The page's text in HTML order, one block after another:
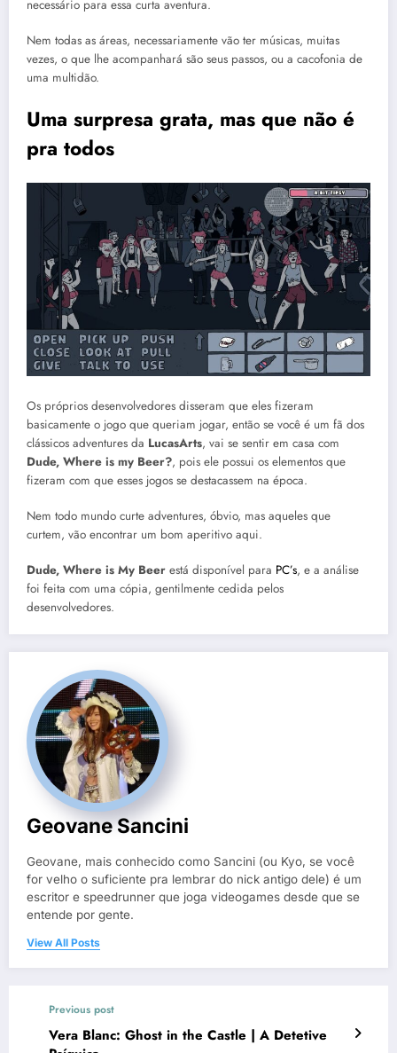
necessário para essa curta aventura.
Nem todas as áreas, necessariamente vão ter músicas, muitas
vezes, o que lhe acompanhará são seus passos, ou a cacofonia de
uma multidão.
Uma surpresa grata, mas que não é
pra todos
Os próprios desenvolvedores disseram que eles fizeram
basicamente o jogo que queriam jogar, então se você é um fã dos
clássicos adventures da LucasArts, vai se sentir em casa com
Dude, Where is my Beer?, pois ele possui os elementos que
fizeram com que esses jogos se destacassem na época.
Nem todo mundo curte adventures, óbvio, mas aqueles que
curtem, vão encontrar um bom aperitivo aqui.
Dude, Where is My Beer está disponível para PC’s, e a análise
foi feita com uma cópia, gentilmente cedida pelos
desenvolvedores.
Geovane Sancini
Geovane, mais conhecido como Sancini (ou Kyo, se você
for velho o suficiente pra lembrar do nick antigo dele) é um
escritor e speedrunner que joga videogames desde que se
entende por gente.
View All Posts
Previous post
Vera Blanc: Ghost in the Castle | A Detetive